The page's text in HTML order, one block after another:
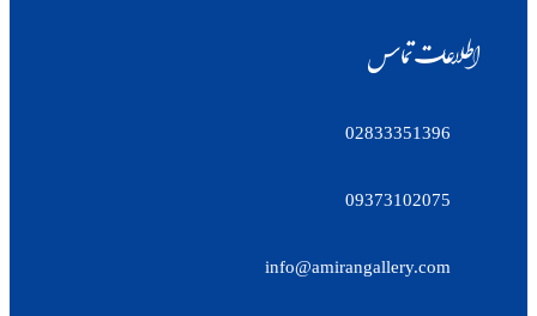
اطلاعات تماس
02833351396
09373102075
info@amirangallery.com